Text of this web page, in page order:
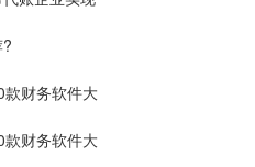
财务软件大
财务软件大